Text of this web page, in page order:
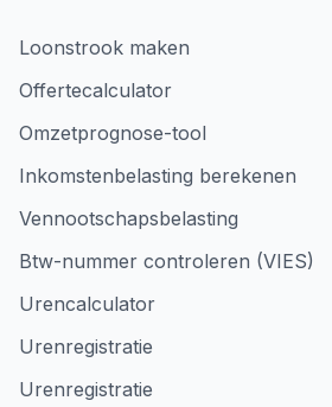
Loonstrook maken
Offertecalculator
Omzetprognose-tool
Inkomstenbelasting berekenen
Vennootschapsbelasting
Btw-nummer controleren (VIES)
Urencalculator
Urenregistratie
Urenregistratie